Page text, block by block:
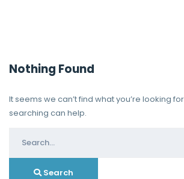
Nothing Found
It seems we can’t find what you’re looking
searching can help.
for:
Search